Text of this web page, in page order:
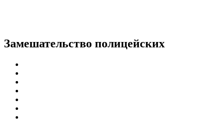
Замешательство полицейских